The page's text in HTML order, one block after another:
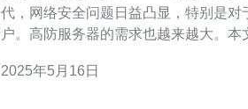
代，网络安全问题日益凸显，特别是对
户。高防服务器的需求也越来越大。本
高防服务器。 XXX高防服务器拥有强大的DDoS防护能
2025年5月16日